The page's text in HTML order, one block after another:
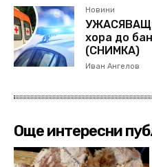
Новини
хора до
(СНИМКА)
Иван Ангелов
Още интересни